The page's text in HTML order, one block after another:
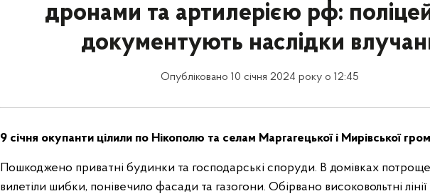
дронами та артилерією рф:
документують наслідки
Опубліковано 10 січня 2024 року о 12:45
9 січня окупанти цілили по Нікополю та селам Маргагецької і Мирівської
Пошкоджено приватні будинки та господарські споруди. В домівках
вилетіли шибки, понівечило фасади та газогони. Обірвано високовольтні